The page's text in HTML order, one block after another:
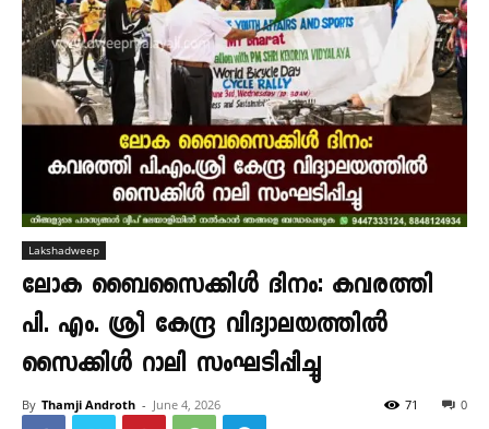
Lakshadweep
ലോക ബൈസൈക്കിൾ ദിനം: കവരത്തി
പി. എം. ശ്രീ കേന്ദ്ര വിദ്യാലയത്തിൽ
സൈക്കിൾ റാലി സംഘടിപ്പിച്ചു
By Thamji Androth - June 4, 2026 0
71